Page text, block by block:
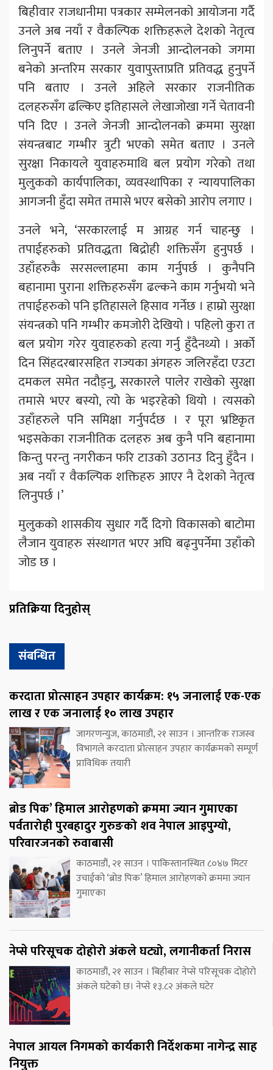
बिहीवार राजधानीमा पत्रकार सम्मेलनको आयोजना गर्दै
उनले अब नयाँ र वैकल्पिक शक्तिहरूले देशको नेतृत्व
लिनुपर्ने बताए । उनले जेनजी आन्दोलनको जगमा
बनेको अन्तरिम सरकार युवापुस्ताप्रति प्रतिवद्ध हुनुपर्ने
पनि बताए । उनले अहिले सरकार राजनीतिक
दलहरुसँग ढल्किए इतिहासले लेखाजोखा गर्ने चेतावनी
पनि दिए । उनले जेनजी आन्दोलनको क्रममा सुरक्षा
संयन्त्रबाट गम्भीर त्रुटी भएको समेत बताए । उनले
सुरक्षा निकायले युवाहरुमाथि बल प्रयोग गरेको तथा
मुलुकको कार्यपालिका, व्यवस्थापिका र न्यायपालिका
आगजनी हुँदा समेत तमासे भएर बसेको आरोप लगाए ।
उनले भने, ‘सरकारलाई म आग्रह गर्न चाहन्छु ।
तपाईहरुको प्रतिवद्धता बिद्रोही शक्तिसँग हुनुपर्छ ।
उहाँहरुकै सरसल्लाहमा काम गर्नुपर्छ । कुनैपनि
बहानामा पुराना शक्तिहरुसँग ढल्कने काम गर्नुभयो भने
तपाईहरुको पनि इतिहासले हिसाव गर्नेछ । हाम्रो सुरक्षा
संयन्त्रको पनि गम्भीर कमजोरी देखियो । पहिलो कुरा त
बल प्रयोग गरेर युवाहरुको हत्या गर्नु हुँदैनथ्यो । अर्को
दिन सिंहदरबारसहित राज्यका अंगहरु जलिरहँदा एउटा
दमकल समेत नदौड्नु, सरकारले पालेर राखेको सुरक्षा
तमासे भएर बस्यो, त्यो के भइरहेको थियो । त्यसको
उहाँहरुले पनि समिक्षा गर्नुपर्दछ । र पूरा भ्रष्टिकृत
भइसकेका राजनीतिक दलहरु अब कुनै पनि बहानामा
किन्तु परन्तु नगरीकन फरि टाउको उठानउ दिनु हुँदैन ।
अब नयाँ र वैकल्पिक शक्तिहरु आएर नै देशको नेतृत्व
लिनुपर्छ ।’
मुलुकको शासकीय सुधार गर्दै दिगो विकासको बाटोमा
लैजान युवाहरु संस्थागत भएर अघि बढ्नुपर्नेमा उहाँको
जोड छ ।
प्रतिक्रिया दिनुहोस्
संबन्धित
करदाता प्रोत्साहन उपहार कार्यक्रम: १५ जनालाई एक-एक
लाख र एक जनालाई १० लाख उपहार
जागरणन्युज, काठमाडौं, २१ साउन । आन्तरिक राजस्व
विभागले करदाता प्रोत्साहन उपहार कार्यक्रमको सम्पूर्ण
प्राविधिक तयारी
ब्रोड पिक’ हिमाल आरोहणको क्रममा ज्यान गुमाएका
पर्वतारोही पुरबहादुर गुरुङको शव नेपाल आइपुग्यो,
परिवारजनको रुवाबासी
काठमाडौं, २१ साउन । पाकिस्तानस्थित ८०४७ मिटर
उचाईको ‘ब्रोड पिक’ हिमाल आरोहणको क्रममा ज्यान
गुमाएका
नेप्से परिसूचक दोहोरो अंकले घट्यो, लगानीकर्ता निरास
काठमाडौं, २१ साउन । बिहीबार नेप्से परिसूचक दोहोरो
अंकले घटेको छ। नेप्से १३.८२ अंकले घटेर
नेपाल आयल निगमको कार्यकारी निर्देशकमा नागेन्द्र साह
नियुक्त